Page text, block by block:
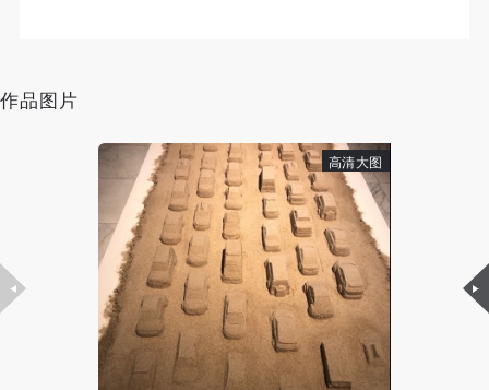
作品图片
高清大图
动。
附带光盘及宣传资料。
（3）、使用地域范围
适用地域范围包括国内和国外。
使用肖像的媒介限于不损害甲方肖像权的任何媒介
（如杂志、网络等）。
三、肖像权使用期限
永久使用。
四、许可使用费用
动。
附带光盘及宣传资料。
（3）、使用地域范围
适用地域范围包括国内和国外。
使用肖像的媒介限于不损害甲方肖像权的任何媒介
（如杂志、网络等）。
三、肖像权使用期限
永久使用。
四、许可使用费用
动。
附带光盘及宣传资料。
（3）、使用地域范围
适用地域范围包括国内和国外。
使用肖像的媒介限于不损害甲方肖像权的任何媒介
（如杂志、网络等）。
三、肖像权使用期限
永久使用。
四、许可使用费用